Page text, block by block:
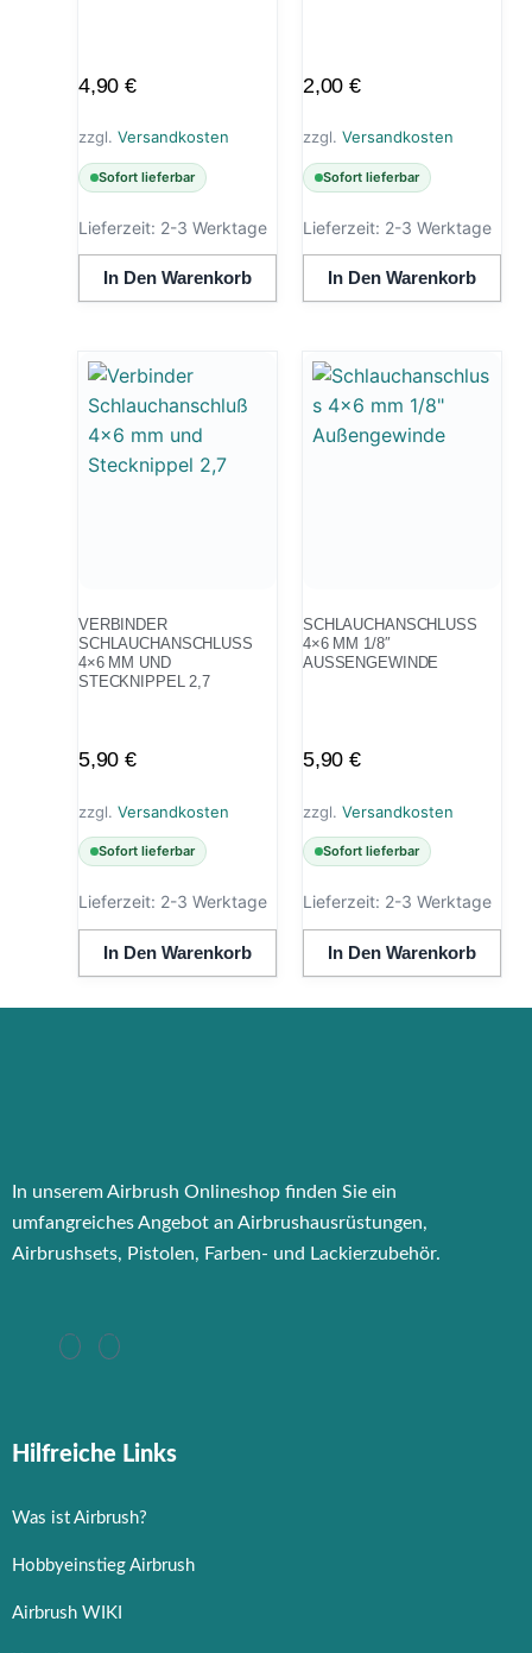
4,90€
zzgl. Versandkosten
Sofort lieferbar
Lieferzeit: 2-3 Werktage
In Den Warenkorb
2,00€
zzgl. Versandkosten
Sofort lieferbar
Lieferzeit: 2-3 Werktage
In Den Warenkorb
VERBINDER
SCHLAUCHANSCHLUSS 4
×6 MM UND S
TECKNIPPEL 2,7
5,90€
zzgl. Versandkosten
Sofort lieferbar
Lieferzeit: 2-3 Werktage
In Den Warenkorb
SCHLAUCHANSCHLUSS
4×6 MM 1/8″
AUSSENGEWINDE
5,90€
zzgl. Versandkosten
Sofort lieferbar
Lieferzeit: 2-3 Werktage
In Den Warenkorb
In unserem Airbrush Onlineshop finden Sie ein
umfangreiches Angebot an Airbrushausrüstungen,
Airbrushsets, Pistolen, Farben- und Lackierzubehör.
Hilfreiche Links
Was ist Airbrush?
Hobbyeinstieg Airbrush
Airbrush WIKI